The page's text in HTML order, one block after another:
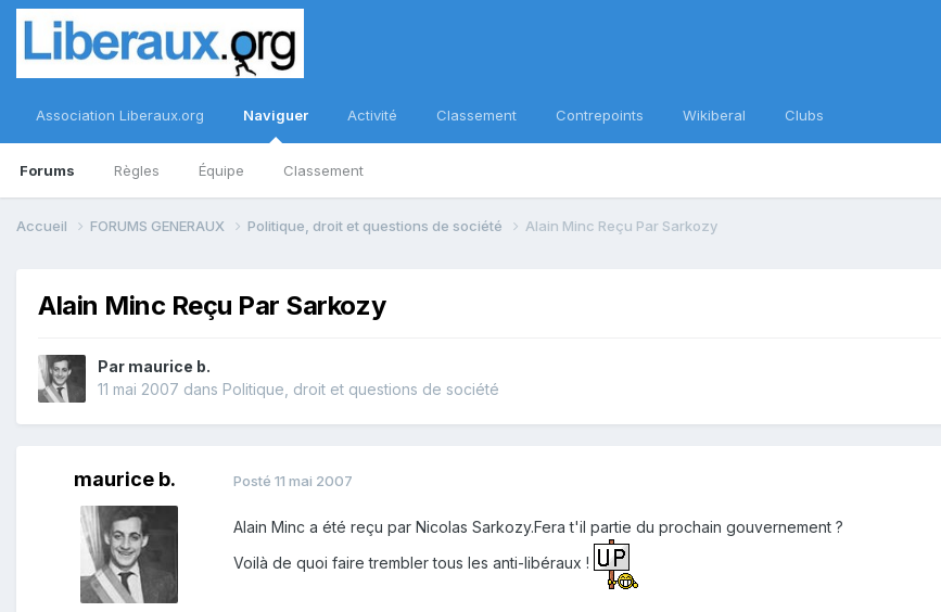
Association Liberaux.org Naviguer
Forums Règles Équipe Classement
Activité Classement Contrepoints Wikiberal Clubs
Accueil FORUMS GENERAUX Politique, droit et questions de société Alain Minc Reçu Par Sarkozy
Alain Minc Reçu Par Sarkozy
Par maurice b.
11 mai 2007 dans Politique, droit et questions de société
maurice b. Posté 11 mai 2007
Alain Minc a été reçu par Nicolas Sarkozy.Fera t'il partie du prochain gouvernement ?
Voilà de quoi faire trembler tous les anti-libéraux !